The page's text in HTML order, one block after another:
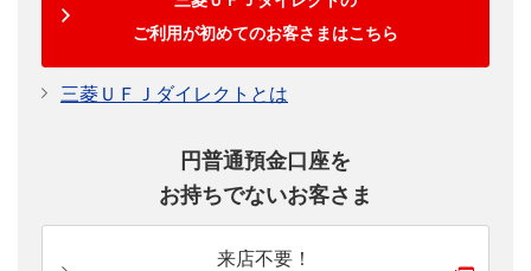
ご利用が初めてのお客さまはこちら
三菱ＵＦＪダイレクトとは
円普通預金口座を
お持ちでないお客さま
来店不要！